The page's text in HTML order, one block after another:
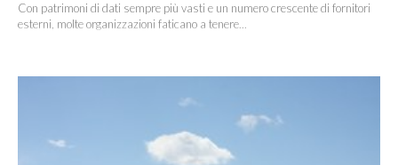
Con patrimoni di dati sempre più vasti e un numero crescente di fornitori
esterni, molte organizzazioni faticano a tenere...